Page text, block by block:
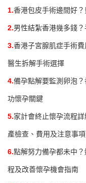
1.香港包皮手術邊間好
2.男性結紮香港幾多錢
3.香港子宮腺肌症手術
醫生拆解手術選擇
4.備孕點解要監測卵泡
功懷孕關鍵
5.家計會終止懷孕流程
產檢查、費用及注意事項
6.點解努力備孕都未中
程及改善懷孕機會指南